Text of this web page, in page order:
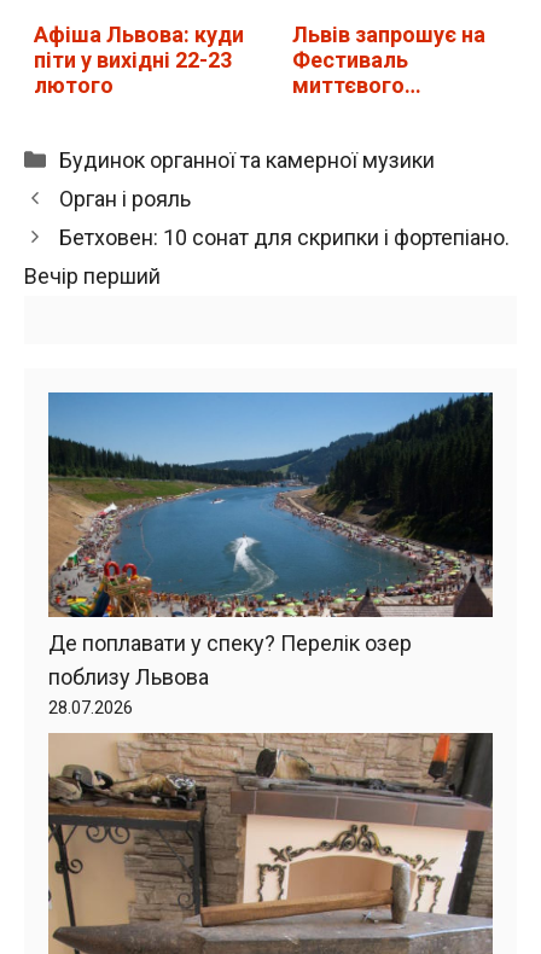
Афіша Львова: куди
піти у вихідні 22-23
лютого
Львів запрошує на
Фестиваль
миттєвого
Категорії
Будинок органної та камерної музики
Орган і рояль
Бетховен: 10 сонат для скрипки і фортепіано.
Вечір перший
Де поплавати у спеку? Перелік озер
поблизу Львова
28.07.2026